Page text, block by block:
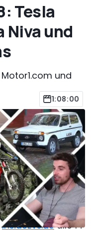
Tesla
Niva und
und
1:08:00
Quelle Motor1.com
hinzufügen
die
und Manuel
InsideEVs.dealle 14